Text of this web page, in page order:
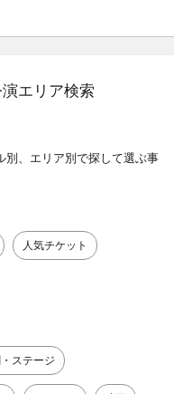
エリア検索
別、エリア別で探して選ぶ事
人気チケット
ステージ